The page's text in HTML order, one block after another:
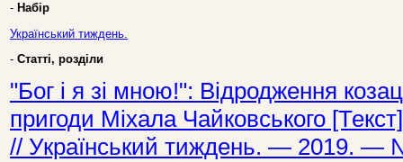
- Набір
Український тиждень.
- Статті, розділи
"Бог і я зі мною!": Відродження
пригоди Міхала Чайковського
// Український тиждень. — 2019.